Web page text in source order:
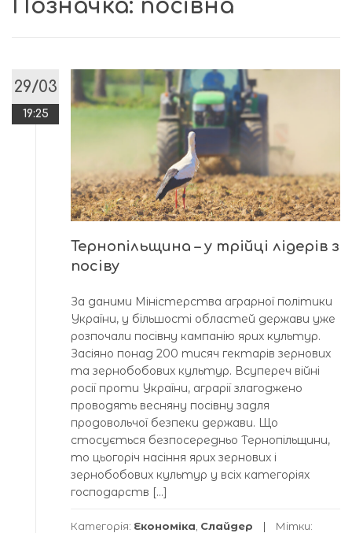
Позначка: посівна
29/03
19:25
Тернопільщина – у трійці лідерів з
посіву
За даними Міністерства аграрної політики
України, у більшості областей держави уже
розпочали посівну кампанію ярих культур.
Засіяно понад 200 тисяч гектарів зернових
та зернобобових культур. Всупереч війні
росії проти України, аграрії злагоджено
проводять весняну посівну задля
продовольчої безпеки держави. Що
стосується безпосередньо Тернопільщини,
то цьогоріч насіння ярих зернових і
зернобобових культур у всіх категоріях
господарств […]
Категорія: Економіка Слайдер Мітки: